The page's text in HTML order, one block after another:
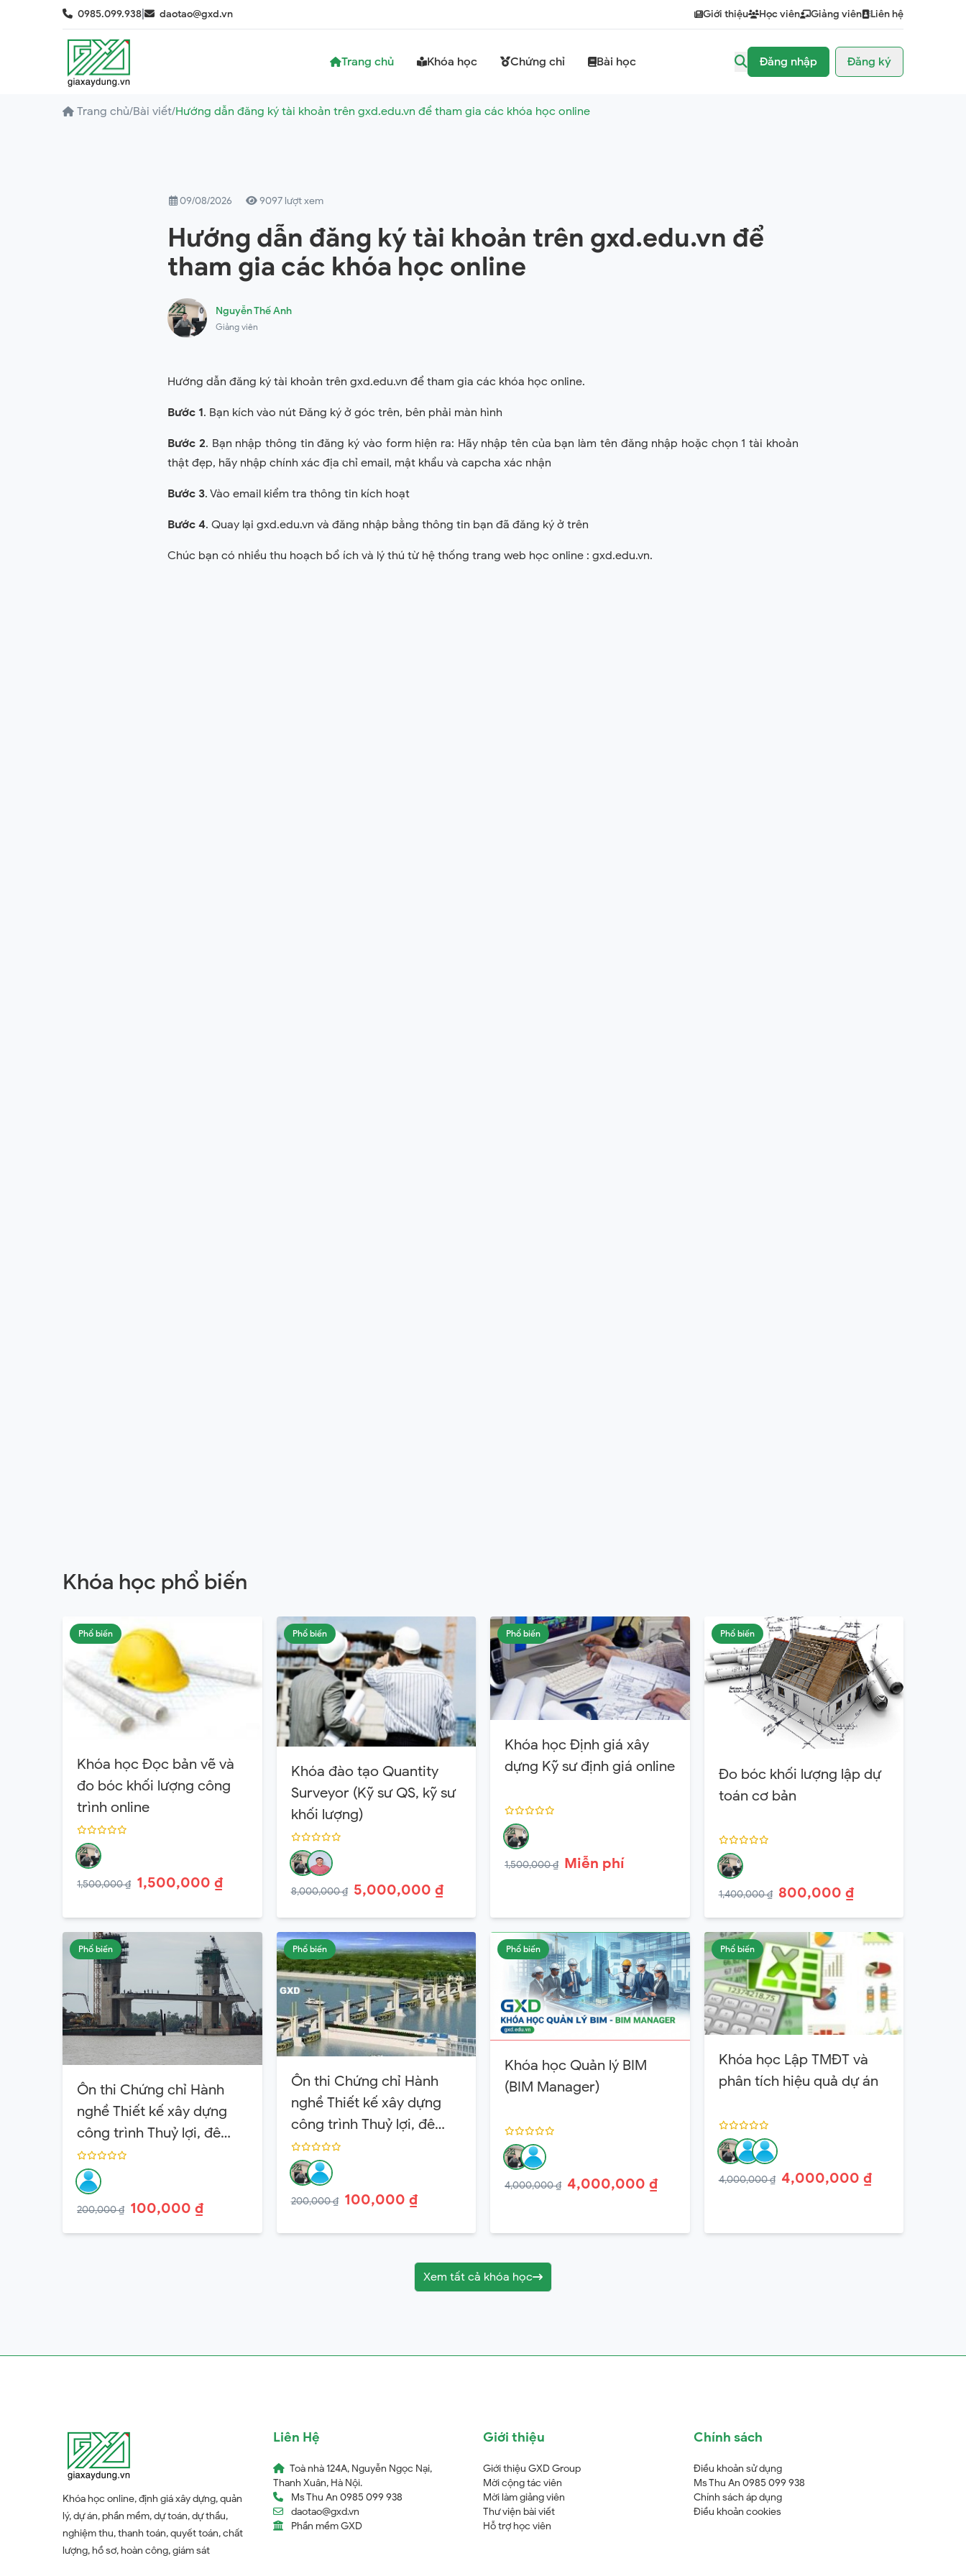
0985.099.938 daotao@gxd.vn Giới thiệu Học viên Giảng viên Liên hệ
Trang chủ Khóa học Chứng chỉ Bài học Đăng nhập Đăng ký
Trang chủ/Bài viết/Hướng dẫn đăng ký tài khoản trên gxd.edu.vn để tham gia các khóa học online
09/08/2026 9097 lượt xem
Hướng dẫn đăng ký tài khoản trên gxd.edu.vn để
tham gia các khóa học online
Nguyễn Thế Anh
Giảng viên
Hướng dẫn đăng ký tài khoản trên gxd.edu.vn để tham gia các khóa học online.
Bước 1. Bạn kích vào nút Đăng ký ở góc trên, bên phải màn hình
Bước 2. Bạn nhập thông tin đăng ký vào form hiện ra: Hãy nhập tên của bạn làm tên đăng nhập hoặc chọn 1 tài khoản
thật đẹp, hãy nhập chính xác địa chỉ email, mật khẩu và capcha xác nhận
Bước 3. Vào email kiểm tra thông tin kích hoạt
Bước 4. Quay lại gxd.edu.vn và đăng nhập bằng thông tin bạn đã đăng ký ở trên
Chúc bạn có nhiều thu hoạch bổ ích và lý thú từ hệ thống trang web học online : gxd.edu.vn.
Khóa học phổ biến
Phổ biến
Khóa học Đọc bản vẽ và
đo bóc khối lượng công
trình online
1,500,000 ₫ 1,500,000 ₫
Phổ biến
Khóa đào tạo Quantity
Surveyor (Kỹ sư QS, kỹ sư
khối lượng)
8,000,000 ₫ 5,000,000 ₫
Phổ biến
Khóa học Định giá xây
dựng Kỹ sư định giá online
1,500,000 ₫ Miễn phí
Phổ biến
Đo bóc khối lượng lập dự
toán cơ bản
1,400,000 ₫ 800,000 ₫
Phổ biến
Ôn thi Chứng chỉ Hành
nghề Thiết kế xây dựng
công trình Thuỷ lợi, đê
điều Hạng 2
200,000 ₫ 100,000 ₫
Phổ biến
Ôn thi Chứng chỉ Hành
nghề Thiết kế xây dựng
công trình Thuỷ lợi, đê
điều Hạng 3
200,000 ₫ 100,000 ₫
Phổ biến
Khóa học Quản lý BIM
(BIM Manager)
4,000,000 ₫ 4,000,000 ₫
Phổ biến
Khóa học Lập TMĐT và
phân tích hiệu quả dự án
4,000,000 ₫ 4,000,000 ₫
Xem tất cả khóa học
Khóa học online, định giá xây dựng, quản
lý, dự án, phần mềm, dự toán, dự thầu,
nghiệm thu, thanh toán, quyết toán, chất
lượng, hồ sơ, hoàn công, giám sát
Liên Hệ
Toà nhà 124A, Nguyễn Ngọc Nại,
Thanh Xuân, Hà Nội.
Ms Thu An 0985 099 938
daotao@gxd.vn
Phần mềm GXD
Giới thiệu
Giới thiệu GXD Group
Mời cộng tác viên
Mời làm giảng viên
Thư viện bài viết
Hỗ trợ học viên
Chính sách
Điều khoản sử dụng
Ms Thu An 0985 099 938
Chính sách áp dụng
Điều khoản cookies